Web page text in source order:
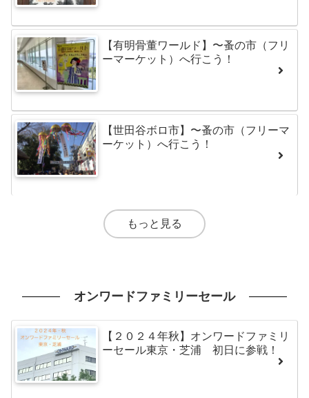
【有明骨董ワールド】〜蚤の市（フリ
ーマーケット）へ行こう！
【世田谷ボロ市】〜蚤の市（フリーマ
ーケット）へ行こう！
もっと見る
オンワードファミリーセール
【２０２４年秋】オンワードファミリ
ーセール東京・芝浦 初日に参戦！